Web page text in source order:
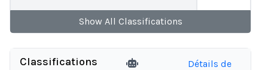
Show All Classifications
Classifications
Détails de